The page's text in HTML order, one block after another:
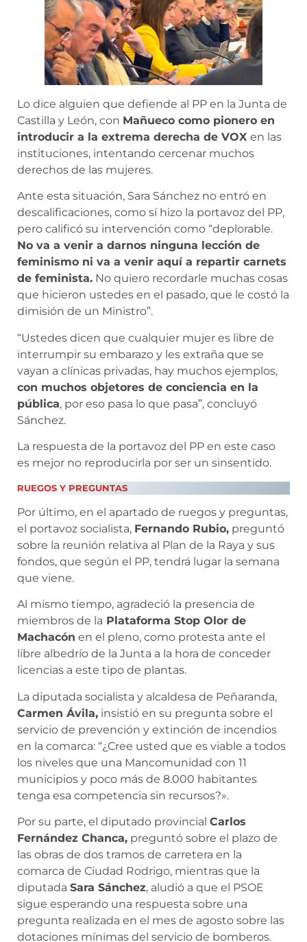
Lo dice alguien que defiende al PP en la Junta de
Castilla y León, con Mañueco como pionero en
introducir a la extrema derecha de VOX en las
instituciones, intentando cercenar muchos
derechos de las mujeres.
Ante esta situación, Sara Sánchez no entró en
descalificaciones, como sí hizo la portavoz del PP,
pero calificó su intervención como “deplorable.
No va a venir a darnos ninguna lección de
feminismo ni va a venir aquí a repartir carnets
de feminista. No quiero recordarle muchas cosas
que hicieron ustedes en el pasado, que le costó la
dimisión de un Ministro”.
“Ustedes dicen que cualquier mujer es libre de
interrumpir su embarazo y les extraña que se
vayan a clínicas privadas, hay muchos ejemplos,
con muchos objetores de conciencia en la
pública, por eso pasa lo que pasa”, concluyó
Sánchez.
La respuesta de la portavoz del PP en este caso
es mejor no reproducirla por ser un sinsentido.
RUEGOS Y PREGUNTAS
Por último, en el apartado de ruegos y preguntas,
el portavoz socialista, Fernando Rubio, preguntó
sobre la reunión relativa al Plan de la Raya y sus
fondos, que según el PP, tendrá lugar la semana
que viene.
Al mismo tiempo, agradeció la presencia de
miembros de la Plataforma Stop Olor de
Machacón en el pleno, como protesta ante el
libre albedrío de la Junta a la hora de conceder
licencias a este tipo de plantas.
La diputada socialista y alcaldesa de Peñaranda,
Carmen Ávila, insistió en su pregunta sobre el
servicio de prevención y extinción de incendios
en la comarca: “¿Cree usted que es viable a todos
los niveles que una Mancomunidad con 11
municipios y poco más de 8.000 habitantes
tenga esa competencia sin recursos?».
Por su parte, el diputado provincial Carlos
Fernández Chanca, preguntó sobre el plazo de
las obras de dos tramos de carretera en la
comarca de Ciudad Rodrigo, mientras que la
diputada Sara Sánchez, aludió a que el PSOE
sigue esperando una respuesta sobre una
pregunta realizada en el mes de agosto sobre las
dotaciones mínimas del servicio de bomberos.